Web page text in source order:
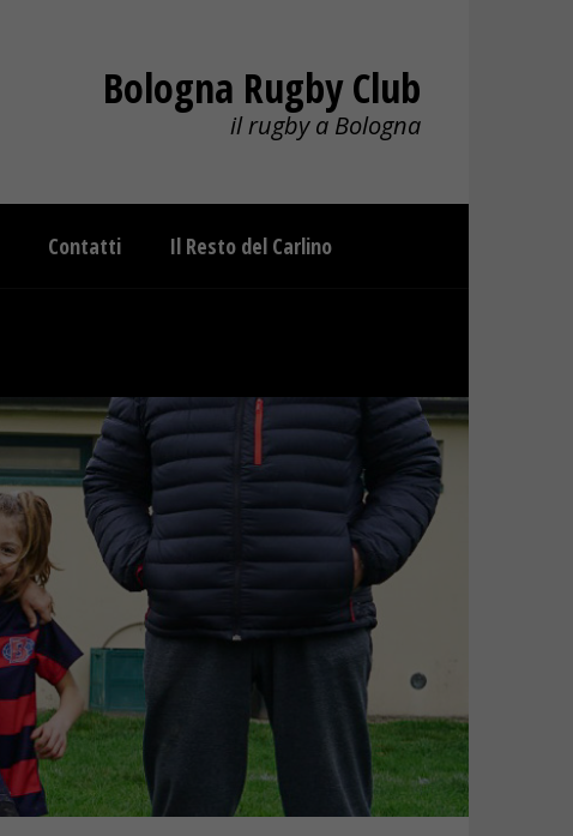
Bologna Rugby Club
il rugby a Bologna
Contatti Il Resto del Carlino